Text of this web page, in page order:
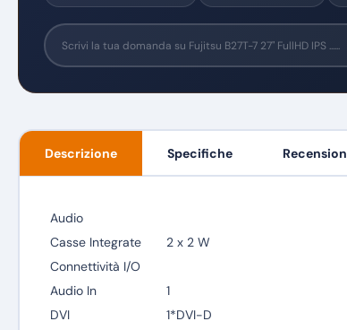
Descrizione Specifiche
Audio
Casse Integrate
2 x 2 W
Connettività I/O
Audio In
1
DVI
1*DVI-D